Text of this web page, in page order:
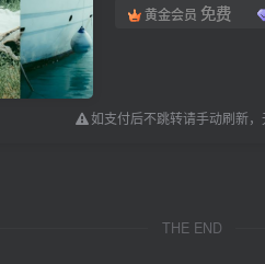
黄金会员 免费
如支付后不跳转请手动刷新，
THE END